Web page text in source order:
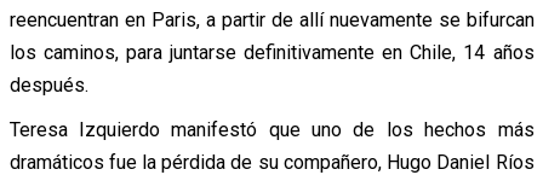
reencuentran en Paris, a partir de allí nuevamente se bifurcan
los caminos, para juntarse definitivamente en Chile, 14 años
después.
Teresa Izquierdo manifestó que uno de los hechos más
dramáticos fue la pérdida de su compañero, Hugo Daniel Ríos